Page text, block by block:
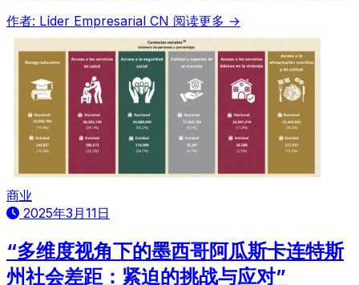
作者: Líder Empresarial CN 阅读更多 →
商业
2025年3月11日
“多维度视角下的墨西哥阿瓜斯卡连特斯
州社会差距：紧迫的挑战与应对”